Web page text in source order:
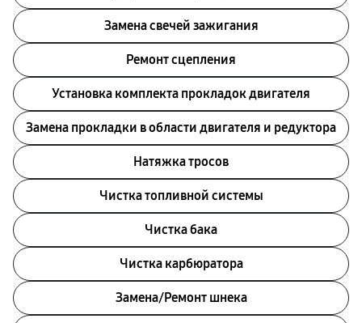
Замена свечей зажигания
Ремонт сцепления
Установка комплекта прокладок двигателя
Замена прокладки в области двигателя и редуктора
Натяжка тросов
Чистка топливной системы
Чистка бака
Чистка карбюратора
Замена/Pемонт шнека